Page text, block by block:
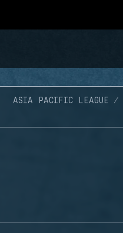
ASIA PACIFIC LEAGUE